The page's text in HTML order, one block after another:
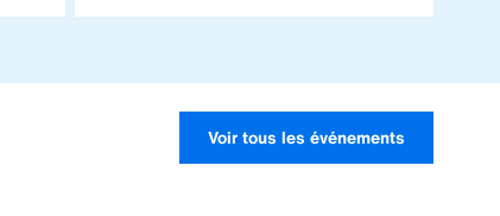
Voir tous les événements